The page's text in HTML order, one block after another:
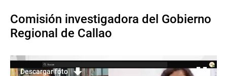
Comisión investigadora del Gobierno
Regional de Callao
Descargar foto